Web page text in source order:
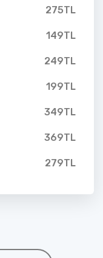
275TL
149TL
249TL
199TL
349TL
369TL
279TL